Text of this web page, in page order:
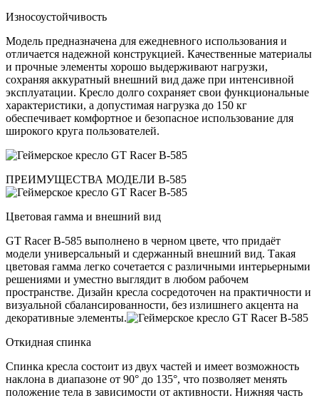
Износоустойчивость
Модель предназначена для ежедневного использования и
отличается надежной конструкцией. Качественные материалы
и прочные элементы хорошо выдерживают нагрузки,
сохраняя аккуратный внешний вид даже при интенсивной
эксплуатации. Кресло долго сохраняет свои функциональные
характеристики, а допустимая нагрузка до 150 кг
обеспечивает комфортное и безопасное использование для
широкого круга пользователей.
ПРЕИМУЩЕСТВА МОДЕЛИ B-585
Цветовая гамма и внешний вид
GT Racer B-585 выполнено в черном цвете, что придаёт
модели универсальный и сдержанный внешний вид. Такая
цветовая гамма легко сочетается с различными интерьерными
решениями и уместно выглядит в любом рабочем
пространстве. Дизайн кресла сосредоточен на практичности и
визуальной сбалансированности, без излишнего акцента на
декоративные элементы.
Откидная спинка
Спинка кресла состоит из двух частей и имеет возможность
наклона в диапазоне от 90° до 135°, что позволяет менять
положение тела в зависимости от активности. Нижняя часть